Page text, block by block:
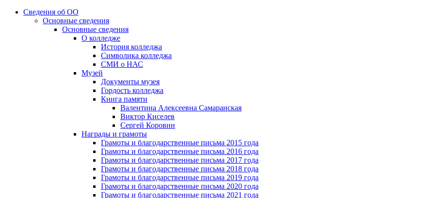
Сведения об ОО
Основные сведения
Основные сведения
О колледже
История колледжа
Символика колледжа
СМИ о НАС
Музей
Документы музея
Гордость колледжа
Книга памяти
Валентина Алексеевна Самаранская
Виктор Киселев
Сергей Коровин
Награды и грамоты
Грамоты и благодарственные письма 2015 года
Грамоты и благодарственные письма 2016 года
Грамоты и благодарственные письма 2017 года
Грамоты и благодарственные письма 2018 года
Грамоты и благодарственные письма 2019 года
Грамоты и благодарственные письма 2020 года
Грамоты и благодарственные письма 2021 года